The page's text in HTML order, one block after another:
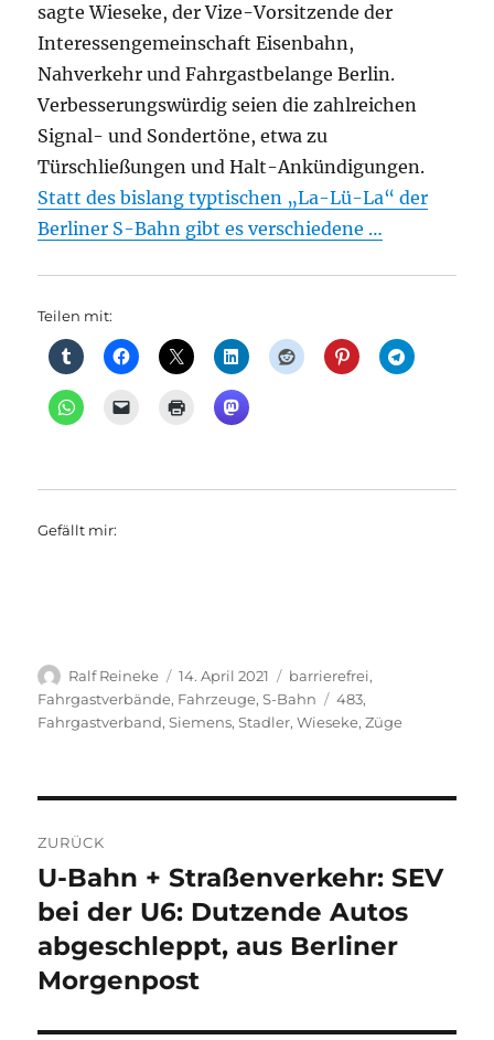
sagte Wieseke, der Vize-Vorsitzende der
Interessengemeinschaft Eisenbahn,
Nahverkehr und Fahrgastbelange Berlin.
Verbesserungswürdig seien die zahlreichen
Signal- und Sondertöne, etwa zu
Türschließungen und Halt-Ankündigungen.
Statt des bislang typtischen „La-Lü-La“ der
Berliner S-Bahn gibt es verschiedene …
Teilen mit:
Gefällt mir:
Autor
Ralf Reineke
Veröffentlicht
am
14. April 2021 Kategorien
barrierefrei,
Fahrgastverbände, Fahrzeuge,S-Bahn Schlagwörter
483,
Fahrgastverband,Siemens,Stadler,Wieseke,Züge
ZURÜCK
Vorheriger
Beitrag:
U-Bahn + Straßenverkehr: SEV
bei der U6: Dutzende Autos
abgeschleppt, aus Berliner
Morgenpost